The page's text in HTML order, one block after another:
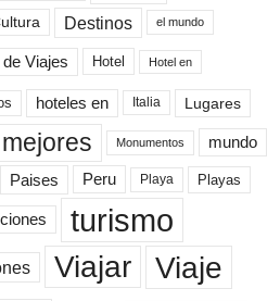
Destinos el mundo
Viajes Hotel Hotel en
hoteles en Italia Lugares
mejores Monumentos mundo
Paises Peru Playa Playas
turismo
Viajar Viaje